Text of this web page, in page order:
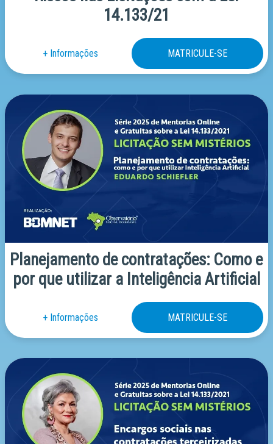
14.133/21
Planejamento de contratações: Como e
por que utilizar a Inteligência Artificial